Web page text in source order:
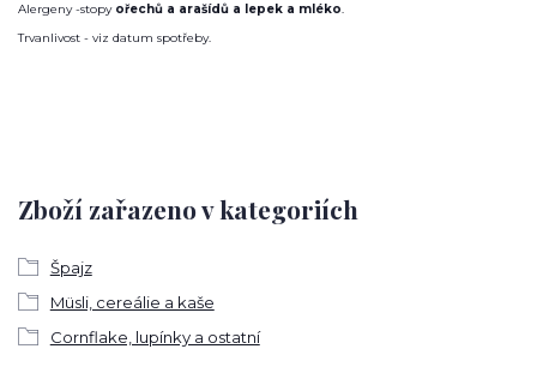
Alergeny -stopyořechů a arašídů a lepek a mléko.
Trvanlivost - viz datum spotřeby.
Zboží zařazeno v kategoriích
Špajz
Müsli, cereálie a kaše
Cornflake, lupínky a ostatní